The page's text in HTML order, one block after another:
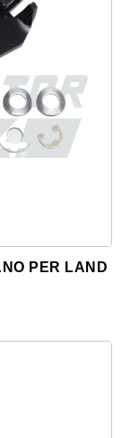
PER LAND